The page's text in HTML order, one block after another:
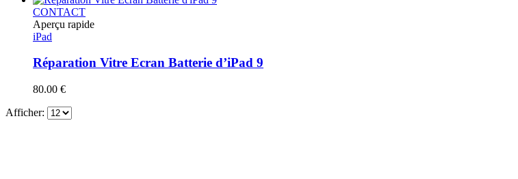
CONTACT
Aperçu rapide
iPad
Réparation Vitre Ecran Batterie d’iPad 9
80.00 €
Afficher: